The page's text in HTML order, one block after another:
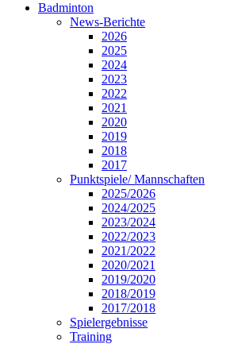
Badminton
News-Berichte
2026
2025
2024
2023
2022
2021
2020
2019
2018
2017
Punktspiele/ Mannschaften
2025/2026
2024/2025
2023/2024
2022/2023
2021/2022
2020/2021
2019/2020
2018/2019
2017/2018
Spielergebnisse
Training